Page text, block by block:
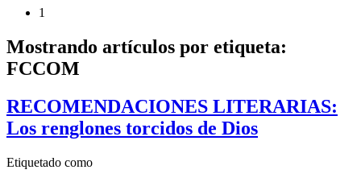
1
Mostrando artículos por etiqueta:
FCCOM
RECOMENDACIONES LITERARIAS:
Los renglones torcidos de Dios
Etiquetado como